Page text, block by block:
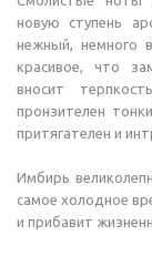
новую ступень
нежный, немного
красивое, что
вносит
пронзителен
притягателен и
Имбирь
самое холодное
и прибавит